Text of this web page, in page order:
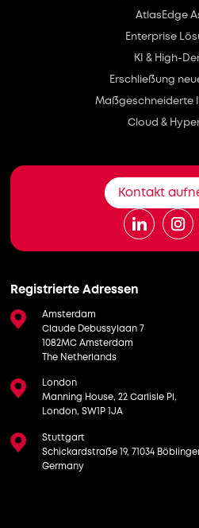
Kontakt
Registrierte Adressen
Amsterdam
Claude Debussylaan 7
1082MC Amsterdam
The Netherlands
London
Manning House, 22 Carlisle Pl,
London, SW1P 1JA
Stuttgart
Schickardstraße 19, 71034
Germany
AtlasEdge
Enterprise
KI & High-
Erschließung
Maßgeschneiderte
Cloud &